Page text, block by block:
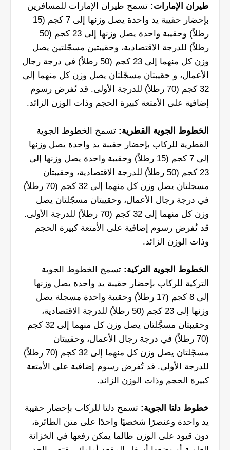
طيران الإمارات: تسمح طيران الإمارات للمسافرين
بإحضار حقيبة يد واحدة يصل وزنها إلى 7 كجم (15
رطلاً) وحقيبة واحدة يصل وزنها إلى 23 كجم (50
رطلاً) للدرجة الاقتصادية، وحقيبتين مسجّلتين يصل
وزن كل منهما إلى 23 كجم (50 رطلاً) في درجة رجال
الأعمال، و حقيبتان مسجّلتان يصل وزن كل منهما إلى
32 كجم (70 رطلاً) للدرجة الأولى. قد تُفرض رسوم
إضافية على الأمتعة كبيرة الحجم وذات الوزن الزائد.
الخطوط الجوية القطرية: تسمح الخطوط الجوية
القطرية للركاب بإحضار حقيبة يد واحدة يصل وزنها
إلى 7 كجم (15 رطلاً) وحقيبة واحدة يصل وزنها إلى
23 كجم (50 رطلاً) للدرجة الاقتصادية، وحقيبتان
مسجلتان يصل وزن كل منهما إلى 32 كجم (70 رطلاً)
في درجة رجال الأعمال، وحقيبتان مسجّلتان يصل
وزن كل منهما إلى 32 كجم (70 رطلاً) للدرجة الأولى.
قد تُفرض رسوم إضافية على الأمتعة كبيرة الحجم
وذات الوزن الزائد.
الخطوط الجوية التركية: تسمح الخطوط الجوية
التركية للركاب بإحضار حقيبة يد واحدة يصل وزنها
إلى 8 كجم (17 رطلاً) وحقيبة واحدة مسجلة يصل
وزنها إلى 23 كجم (50 رطلاً) للدرجة الاقتصادية،
وحقيبتان مسجَّلتان يصل وزن كل منهما إلى 32 كجم
(70 رطلاً) في درجة رجال الأعمال، وحقيبتان
مسجّلتان يصل وزن كل منهما إلى 32 كجم (70 رطلاً)
للدرجة الأولى. قد تُفرض رسوم إضافية على الأمتعة
كبيرة الحجم وذات الوزن الزائد.
خطوط دلتا الجوية: تسمح دلتا للركاب بإحضار حقيبة
يد واحدة وعنصرًا شخصيًا واحدًا على متن الطائرة،
دون قيود على الوزن طالما يمكن رفعها في الخزانة